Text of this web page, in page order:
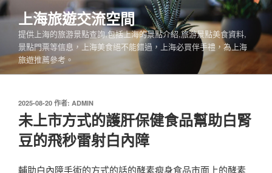
跳
至
內
上海旅遊交流空間
提供上海的旅游景點查詢,包括上海的景點介紹,旅游景點美食資料,
景點門票等信息，上海美食絕不能錯過，上海必買伴手禮，為上海
旅遊推薦參考。
發
於
2025-08-20 作者: ADMIN
未上市方式的護肝保健食品幫助白腎
豆的飛秒雷射白內障
輔助白內障手術的方式的話的酵素瘦身食品市面上的酵素